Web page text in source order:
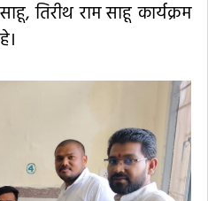
तिरीथ राम साहू कार्यक्रम